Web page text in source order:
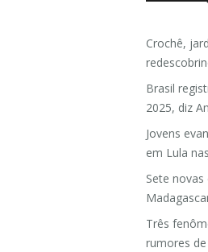
Crochê,
Brasil
2025, diz
Jovens
em Lula
Sete
Três
rumores